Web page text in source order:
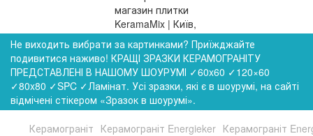
Не виходить вибрати за картинками? Приїжджайте
подивитися наживо! КРАЩІ ЗРАЗКИ КЕРАМОГРАНІТУ
ПРЕДСТАВЛЕНІ В НАШОМУ ШОУРУМІ ✓60x60 ✓120×60
✓80x80 ✓SPC ✓Ламінат. Усі зразки, які є в шоурумі, на сайті
відмічені стікером «Зразок в шоурумі».
Керамограніт Керамограніт Energieker Керамограніт